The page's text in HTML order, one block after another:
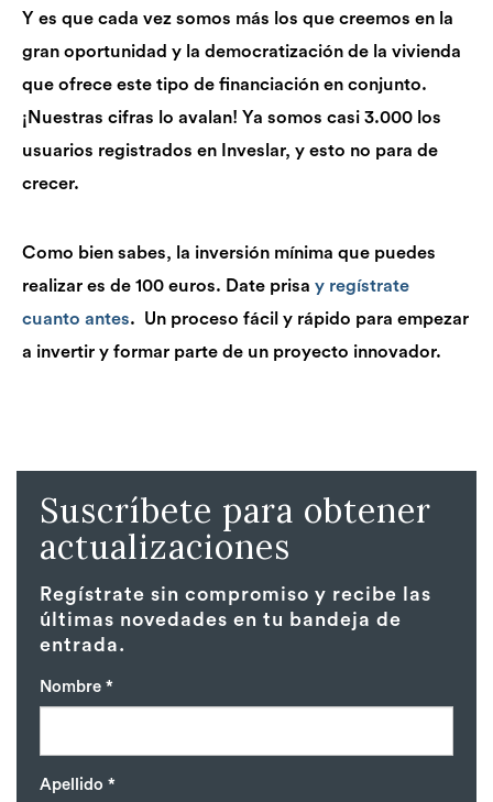
Y es que cada vez somos más los que creemos en la
gran oportunidad y la democratización de la vivienda
que ofrece este tipo de financiación en conjunto.
¡Nuestras cifras lo avalan! Ya somos casi 3.000 los
usuarios registrados en Inveslar, y esto no para de
crecer.
Como bien sabes, la inversión mínima que puedes
realizar es de 100 euros. Date prisa y regístrate
cuanto antes.
Un proceso fácil y rápido para empezar
a invertir y formar parte de un proyecto innovador.
Suscríbete para obtener
actualizaciones
Regístrate sin compromiso y recibe las
últimas novedades en tu bandeja de
entrada.
Nombre *
Apellido *